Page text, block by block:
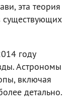
эта теория
существующих
году
Астрономы
включая
детально.